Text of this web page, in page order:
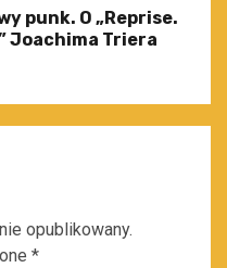
punk. O „Reprise.
Joachima Triera
opublikowany.
*